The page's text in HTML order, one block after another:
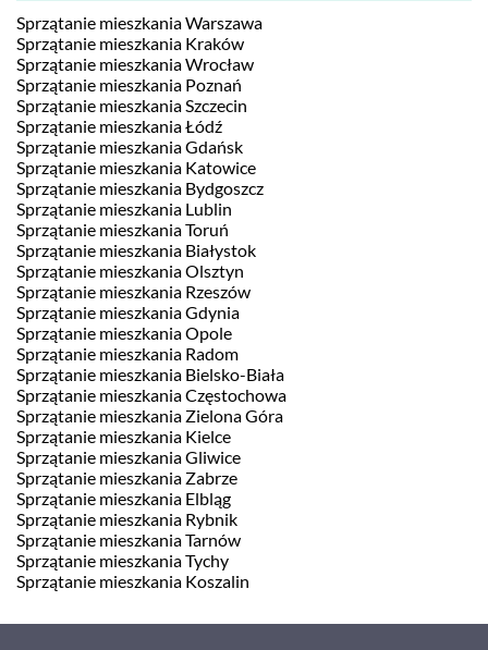
Sprzątanie mieszkania Warszawa
Sprzątanie mieszkania Kraków
Sprzątanie mieszkania Wrocław
Sprzątanie mieszkania Poznań
Sprzątanie mieszkania Szczecin
Sprzątanie mieszkania Łódź
Sprzątanie mieszkania Gdańsk
Sprzątanie mieszkania Katowice
Sprzątanie mieszkania Bydgoszcz
Sprzątanie mieszkania Lublin
Sprzątanie mieszkania Toruń
Sprzątanie mieszkania Białystok
Sprzątanie mieszkania Olsztyn
Sprzątanie mieszkania Rzeszów
Sprzątanie mieszkania Gdynia
Sprzątanie mieszkania Opole
Sprzątanie mieszkania Radom
Sprzątanie mieszkania Bielsko-Biała
Sprzątanie mieszkania Częstochowa
Sprzątanie mieszkania Zielona Góra
Sprzątanie mieszkania Kielce
Sprzątanie mieszkania Gliwice
Sprzątanie mieszkania Zabrze
Sprzątanie mieszkania Elbląg
Sprzątanie mieszkania Rybnik
Sprzątanie mieszkania Tarnów
Sprzątanie mieszkania Tychy
Sprzątanie mieszkania Koszalin